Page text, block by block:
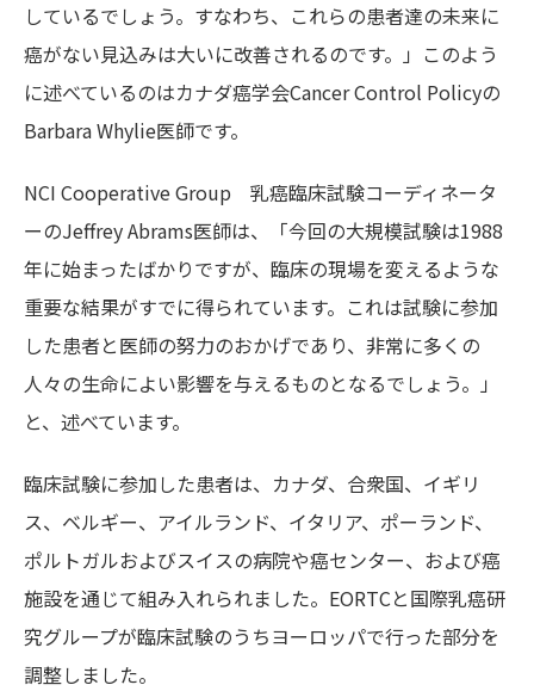
しているでしょう。すなわち、これらの患者達の未来に
癌がない見込みは大いに改善されるのです。」このよう
に述べているのはカナダ癌学会Cancer Control Policyの
Barbara Whylie医師です。
NCI Cooperative Group 乳癌臨床試験コーディネータ
ーのJeffrey Abrams医師は、「今回の大規模試験は1988
年に始まったばかりですが、臨床の現場を変えるような
重要な結果がすでに得られています。これは試験に参加
した患者と医師の努力のおかげであり、非常に多くの
人々の生命によい影響を与えるものとなるでしょう。」
と、述べています。
臨床試験に参加した患者は、カナダ、合衆国、イギリ
ス、ベルギー、アイルランド、イタリア、ポーランド、
ポルトガルおよびスイスの病院や癌センター、および癌
施設を通じて組み入れられました。EORTCと国際乳癌研
究グループが臨床試験のうちヨーロッパで行った部分を
調整しました。